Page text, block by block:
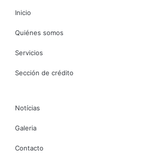
Inicio
Quiénes somos
Servicios
Sección de crédito
Notícias
Galeria
Contacto